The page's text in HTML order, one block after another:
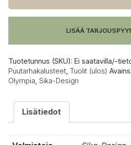
lepotuoli,
luonnonvärinen
LISÄÄ
Tuotetunnus (SKU): Ei saatavilla/-
Puutarhakalusteet Tuolit (ulos)
Olympia Sika-Design
Lisätiedot